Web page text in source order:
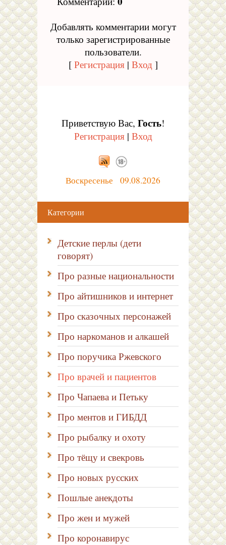
Добавлять комментарии могут
только зарегистрированные
пользователи.
[ Регистрация| Вход ]
Приветствую Вас, Гость!
Регистрация| Вход
Воскресенье 09.08.2026
Категории
Детские перлы (дети
говорят)
Про разные национальности
Про айтишников и интернет
Про сказочных персонажей
Про наркоманов и алкашей
Про поручика Ржевского
Про врачей и пациентов
Про Чапаева и Петьку
Про ментов и ГИБДД
Про рыбалку и охоту
Про тёщу и свекровь
Про новых русских
Пошлые анекдоты
Про жен и мужей
Про коронавирус